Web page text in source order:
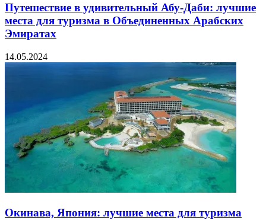
Путешествие в удивительный Абу-Даби: лучшие
места для туризма в Объединенных Арабских
Эмиратах
14.05.2024
Окинава, Япония: лучшие места для туризма